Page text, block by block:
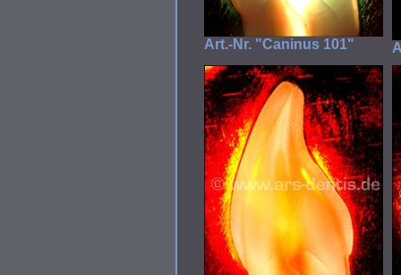
Art.-Nr. "Caninus 101"